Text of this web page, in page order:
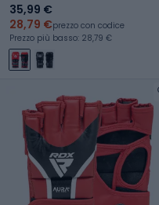
35,99 €
28,79 €prezzo con codice
Prezzo più basso: 28,79 €